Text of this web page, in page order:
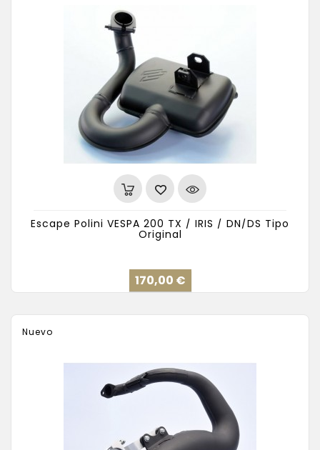
Escape Polini VESPA 200 TX / IRIS / DN/DS Tipo
Original
170,00 €
Nuevo